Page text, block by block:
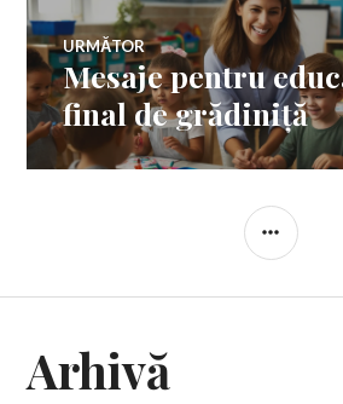
URMĂTOR
Articolul
următor:
Mesaje pentru
final de grădiniță
BARĂ
Arhivă